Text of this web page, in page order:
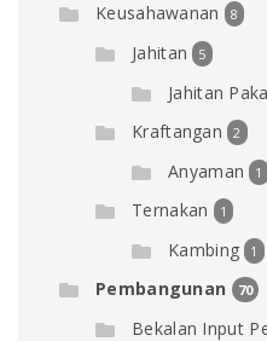
Keusahawanan 8
Jahitan 5
Jahitan
Kraftangan 2
Anyaman 1
Ternakan 1
Kambing 1
Pembangunan 70
Bekalan Input